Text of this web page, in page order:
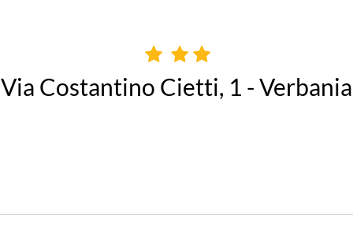
Via Costantino Cietti, 1 - Verbania